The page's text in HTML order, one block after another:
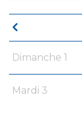
Dimanche 1
Mardi 3